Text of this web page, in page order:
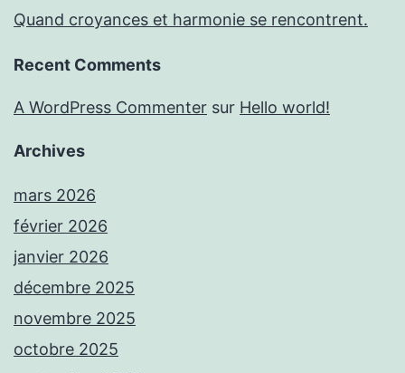
Quand croyances et harmonie se rencontrent.
Recent Comments
A WordPress Commenter sur Hello world!
Archives
mars 2026
février 2026
janvier 2026
décembre 2025
novembre 2025
octobre 2025